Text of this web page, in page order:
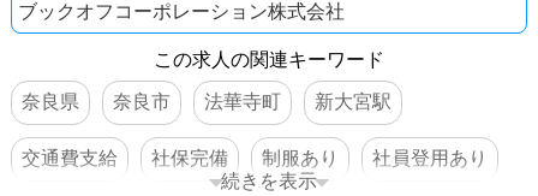
ブックオフコーポレーション株式会社
この求人の関連キーワード
奈良県
奈良市 法華寺町 新大宮駅
交通費支給 社保完備 制服あり 社員登用あり
続きを表示